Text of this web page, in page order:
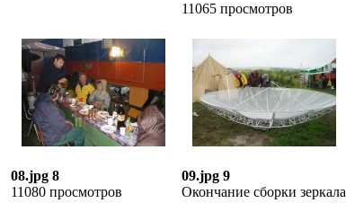
11065 просмотров
08.jpg 8
11080 просмотров
09.jpg 9
Окончание сборки зеркала